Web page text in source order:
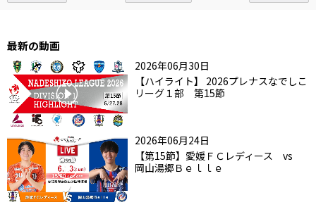
最新の動画
2026年06月30日
【ハイライト】 2026プレナスなでしこ
リーグ１部 第15節
2026年06月24日
【第15節】愛媛ＦＣレディース vs
岡山湯郷Ｂｅｌｌｅ